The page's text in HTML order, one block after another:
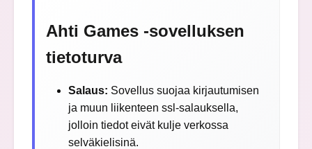
Ahti Games -sovelluksen
tietoturva
Salaus: Sovellus suojaa kirjautumisen
ja muun liikenteen ssl-salauksella,
jolloin tiedot eivät kulje verkossa
selväkielisinä.